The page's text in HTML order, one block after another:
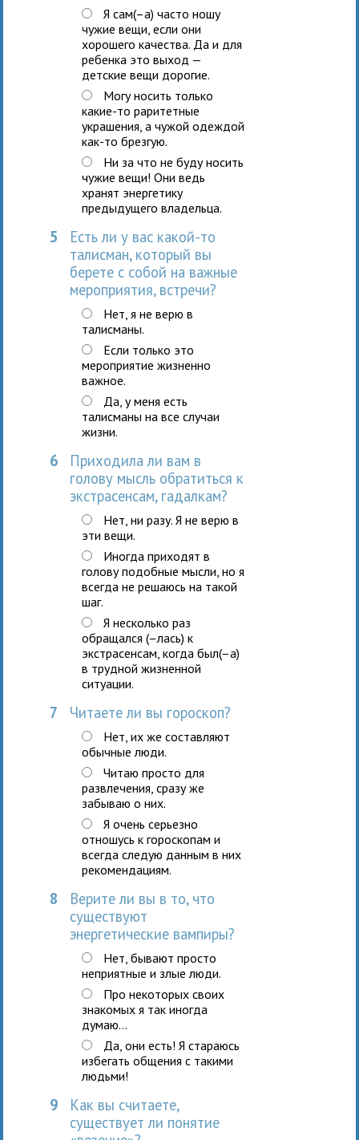
Я сам(–а) часто ношу
чужие вещи, если они
хорошего качества. Да и для
ребенка это выход —
детские вещи дорогие.
Могу носить только
какие-то раритетные
украшения, а чужой одеждой
как-то брезгую.
Ни за что не буду носить
чужие вещи! Они ведь
хранят энергетику
предыдущего владельца.
5
Есть ли у вас какой-то
талисман, который вы
берете с собой на важные
мероприятия, встречи?
Нет, я не верю в
талисманы.
Если только это
мероприятие жизненно
важное.
Да, у меня есть
талисманы на все случаи
жизни.
6
Приходила ли вам в
голову мысль обратиться к
экстрасенсам, гадалкам?
Нет, ни разу. Я не верю в
эти вещи.
Иногда приходят в
голову подобные мысли, но я
всегда не решаюсь на такой
шаг.
Я несколько раз
обращался (–лась) к
экстрасенсам, когда был(–а)
в трудной жизненной
ситуации.
7 Читаете ли вы гороскоп?
Нет, их же составляют
обычные люди.
Читаю просто для
развлечения, сразу же
забываю о них.
Я очень серьезно
отношусь к гороскопам и
всегда следую данным в них
рекомендациям.
8
Верите ли вы в то, что
существуют
энергетические вампиры?
Нет, бывают просто
неприятные и злые люди.
Про некоторых своих
знакомых я так иногда
думаю...
Да, они есть! Я стараюсь
избегать общения с такими
людьми!
9
Как вы считаете,
существует ли понятие